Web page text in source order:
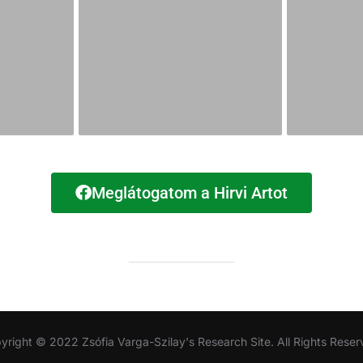
Meglátogatom a Hirvi Artot
© 2022 Zsófia Varga-Szilay's Research Site. All Rights